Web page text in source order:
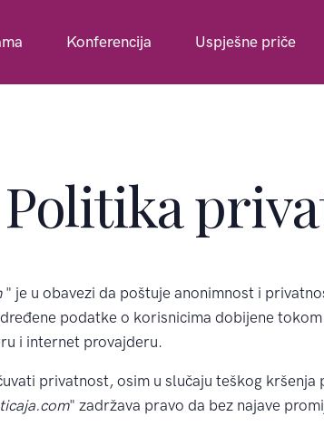
Konferencija Uspješne priče
Politika
" je u obavezi da poštuje anonimnost i
podatke o korisnicima dobijene
i internet provajderu.
privatnost, osim u slučaju teškog
" zadržava pravo da bez najave